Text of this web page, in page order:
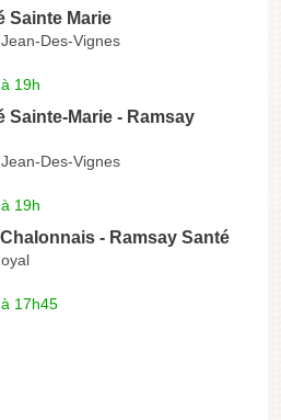
Sainte Marie
Des-Vignes
19h
Sainte-Marie - Ramsay
Des-Vignes
19h
- Ramsay Santé
17h45